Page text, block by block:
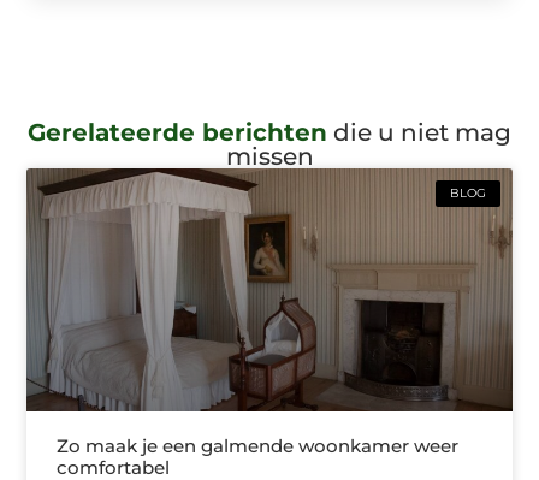
Gerelateerde berichten die u niet mag
missen
BLOG
Zo maak je een galmende woonkamer weer
comfortabel